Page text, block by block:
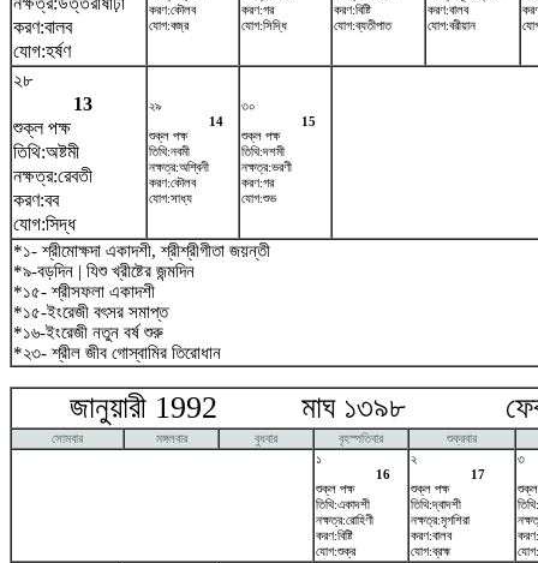
করণ:বালব
যোগ:হর্ষণ
করণ:কৌলব
যোগ:বজ্র
করণ:গর
যোগ:সিদ্ধি
করণ:বিষ্টি
যোগ:ব্যতীপাত
করণ:বালব
যোগ:বরীয়ান
২৮
13
শুক্ল পক্ষ
তিথি:অষ্টমী
নক্ষত্র:রেবতী
করণ:বব
যোগ:সিদ্ধ
২৯
14
শুক্ল পক্ষ
তিথি:নবমী
নক্ষত্র:অশ্বিনী
করণ:কৌলব
যোগ:সাধ্য
৩০
15
শুক্ল পক্ষ
তিথি:দশমী
নক্ষত্র:ভরণী
করণ:গর
যোগ:শুভ
*১- শ্রীমোক্ষদা একাদশী, শ্রীশ্রীগীতা জয়ন্তী
*৯-বড়দিন | যিশু খ্রীষ্টের জন্মদিন
*১৫- শ্রীসফলা একাদশী
*১৫-ইংরেজী বৎসর সমাপ্ত
*১৬-ইংরেজী নতুন বর্ষ শুরু
*২৩- শ্রীল জীব গোস্বামির তিরোধান
জানুয়ারী 1992 মাঘ ১৩৯৮
সোমবার মঙ্গলবার বুধবার বৃহস্পতিবার
শুক্রবার
১
16
শুক্ল পক্ষ
তিথি:একাদশী
নক্ষত্র:রোহিণী
করণ:বিষ্টি
যোগ:শুক্র
২
17
শুক্ল পক্ষ
তিথি:দ্বাদশী
নক্ষত্র:মৃগশিরা
করণ:বালব
যোগ:ব্রহ্ম
৩
শুক্ল